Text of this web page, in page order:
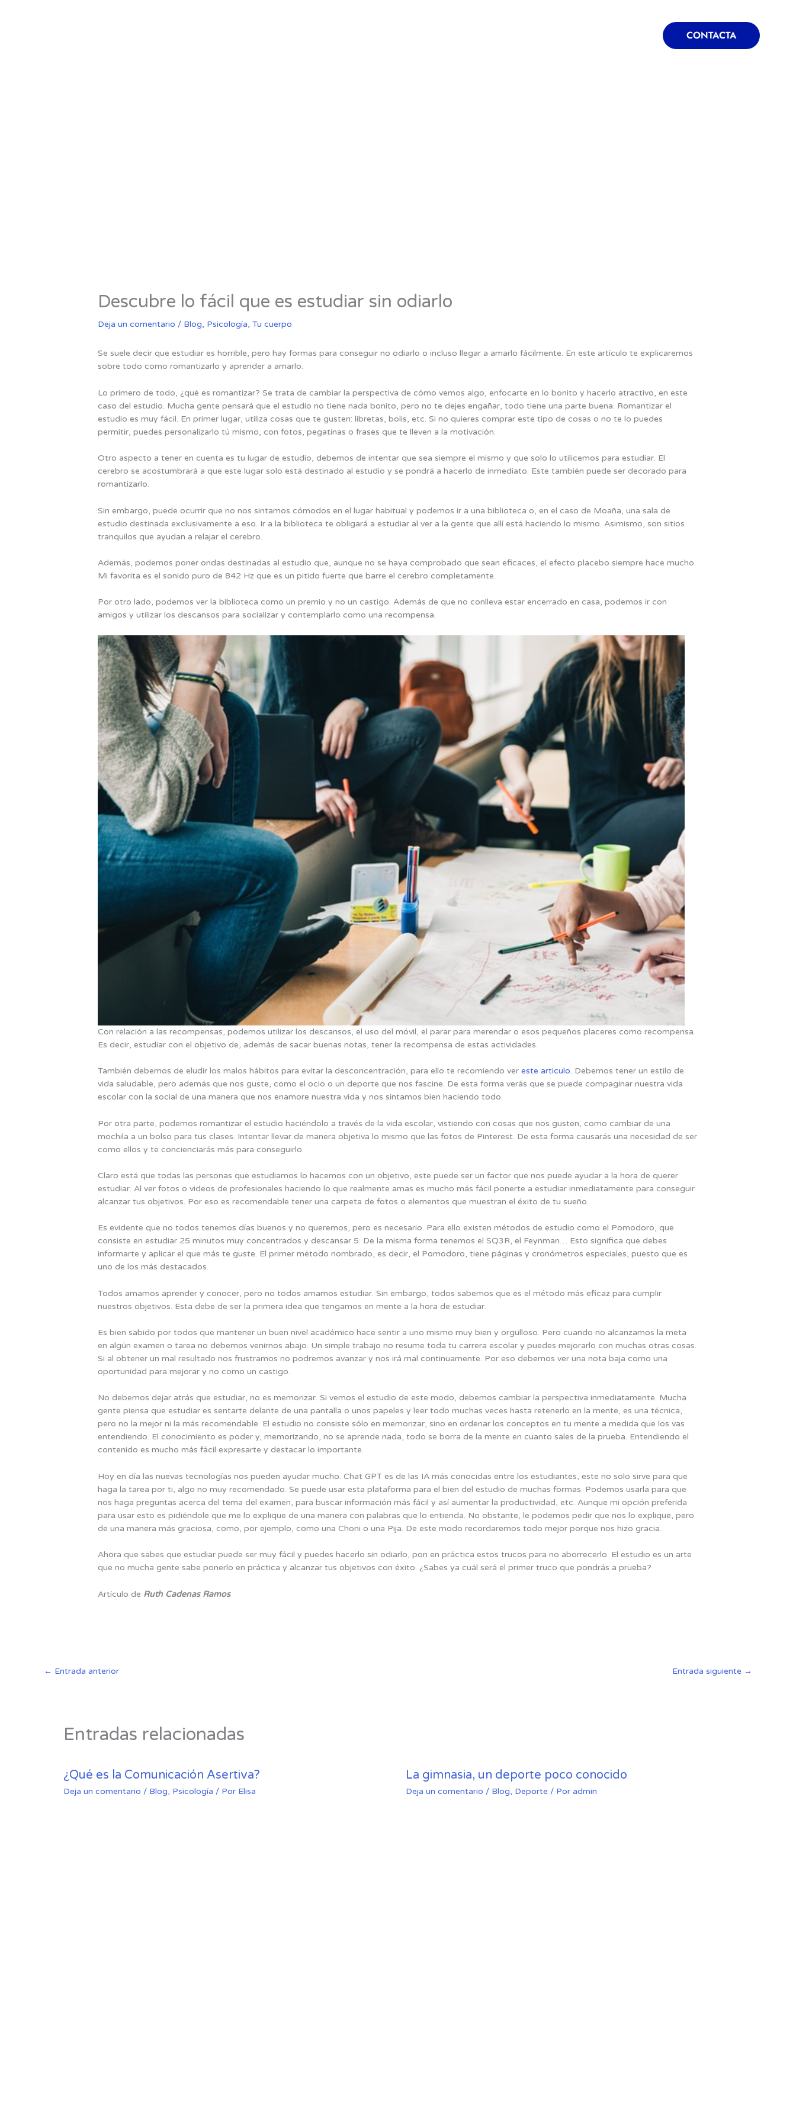
CONTACTA
Descubre lo fácil que es estudiar sin odiarlo
Deja un comentario / Blog, Psicología,Tu cuerpo
Se suele decir que estudiar es horrible, pero hay formas para conseguir no odiarlo o incluso llegar a amarlo fácilmente. En este artículo te explicaremos
sobre todo como romantizarlo y aprender a amarlo.
Lo primero de todo, ¿qué es romantizar? Se trata de cambiar la perspectiva de cómo vemos algo, enfocarte en lo bonito y hacerlo atractivo, en este
caso del estudio. Mucha gente pensará que el estudio no tiene nada bonito, pero no te dejes engañar, todo tiene una parte buena. Romantizar el
estudio es muy fácil. En primer lugar, utiliza cosas que te gusten: libretas, bolis, etc. Si no quieres comprar este tipo de cosas o no te lo puedes
permitir, puedes personalizarlo tú mismo, con fotos, pegatinas o frases que te lleven a la motivación.
Otro aspecto a tener en cuenta es tu lugar de estudio, debemos de intentar que sea siempre el mismo y que solo lo utilicemos para estudiar. El
cerebro se acostumbrará a que este lugar solo está destinado al estudio y se pondrá a hacerlo de inmediato. Este también puede ser decorado para
romantizarlo.
Sin embargo, puede ocurrir que no nos sintamos cómodos en el lugar habitual y podemos ir a una biblioteca o, en el caso de Moaña, una sala de
estudio destinada exclusivamente a eso. Ir a la biblioteca te obligará a estudiar al ver a la gente que allí está haciendo lo mismo. Asimismo, son sitios
tranquilos que ayudan a relajar el cerebro.
Además, podemos poner ondas destinadas al estudio que, aunque no se haya comprobado que sean eficaces, el efecto placebo siempre hace mucho.
Mi favorita es el sonido puro de 842 Hz que es un pitido fuerte que barre el cerebro completamente.
Por otro lado, podemos ver la biblioteca como un premio y no un castigo. Además de que no conlleva estar encerrado en casa, podemos ir con
amigos y utilizar los descansos para socializar y contemplarlo como una recompensa.
Con relación a las recompensas, podemos utilizar los descansos, el uso del móvil, el parar para merendar o esos pequeños placeres como recompensa.
Es decir, estudiar con el objetivo de, además de sacar buenas notas, tener la recompensa de estas actividades.
También debemos de eludir los malos hábitos para evitar la desconcentración, para ello te recomiendo ver este articulo. Debemos tener un estilo de
vida saludable, pero además que nos guste, como el ocio o un deporte que nos fascine. De esta forma verás que se puede compaginar nuestra vida
escolar con la social de una manera que nos enamore nuestra vida y nos sintamos bien haciendo todo.
Por otra parte, podemos romantizar el estudio haciéndolo a través de la vida escolar, vistiendo con cosas que nos gusten, como cambiar de una
mochila a un bolso para tus clases. Intentar llevar de manera objetiva lo mismo que las fotos de Pinterest. De esta forma causarás una necesidad de ser
como ellos y te concienciarás más para conseguirlo.
Claro está que todas las personas que estudiamos lo hacemos con un objetivo, este puede ser un factor que nos puede ayudar a la hora de querer
estudiar. Al ver fotos o videos de profesionales haciendo lo que realmente amas es mucho más fácil ponerte a estudiar inmediatamente para conseguir
alcanzar tus objetivos. Por eso es recomendable tener una carpeta de fotos o elementos que muestran el éxito de tu sueño.
Es evidente que no todos tenemos días buenos y no queremos, pero es necesario. Para ello existen métodos de estudio como el Pomodoro, que
consiste en estudiar 25 minutos muy concentrados y descansar 5. De la misma forma tenemos el SQ3R, el Feynman… Esto significa que debes
informarte y aplicar el que más te guste. El primer método nombrado, es decir, el Pomodoro, tiene páginas y cronómetros especiales, puesto que es
uno de los más destacados.
Todos amamos aprender y conocer, pero no todos amamos estudiar. Sin embargo, todos sabemos que es el método más eficaz para cumplir
nuestros objetivos. Esta debe de ser la primera idea que tengamos en mente a la hora de estudiar.
Es bien sabido por todos que mantener un buen nivel académico hace sentir a uno mismo muy bien y orgulloso. Pero cuando no alcanzamos la meta
en algún examen o tarea no debemos venirnos abajo. Un simple trabajo no resume toda tu carrera escolar y puedes mejorarlo con muchas otras cosas.
Si al obtener un mal resultado nos frustramos no podremos avanzar y nos irá mal continuamente. Por eso debemos ver una nota baja como una
oportunidad para mejorar y no como un castigo.
No debemos dejar atrás que estudiar, no es memorizar. Si vemos el estudio de este modo, debemos cambiar la perspectiva inmediatamente. Mucha
gente piensa que estudiar es sentarte delante de una pantalla o unos papeles y leer todo muchas veces hasta retenerlo en la mente, es una técnica,
pero no la mejor ni la más recomendable. El estudio no consiste sólo en memorizar, sino en ordenar los conceptos en tu mente a medida que los vas
entendiendo. El conocimiento es poder y, memorizando, no se aprende nada, todo se borra de la mente en cuanto sales de la prueba. Entendiendo el
contenido es mucho más fácil expresarte y destacar lo importante.
Hoy en día las nuevas tecnologías nos pueden ayudar mucho. Chat GPT es de las IA más conocidas entre los estudiantes, este no solo sirve para que
haga la tarea por ti, algo no muy recomendado. Se puede usar esta plataforma para el bien del estudio de muchas formas. Podemos usarla para que
nos haga preguntas acerca del tema del examen, para buscar información más fácil y así aumentar la productividad, etc. Aunque mi opción preferida
para usar esto es pidiéndole que me lo explique de una manera con palabras que lo entienda. No obstante, le podemos pedir que nos lo explique, pero
de una manera más graciosa, como, por ejemplo, como una Choni o una Pija. De este modo recordaremos todo mejor porque nos hizo gracia.
Ahora que sabes que estudiar puede ser muy fácil y puedes hacerlo sin odiarlo, pon en práctica estos trucos para no aborrecerlo. El estudio es un arte
que no mucha gente sabe ponerlo en práctica y alcanzar tus objetivos con éxito. ¿Sabes ya cuál será el primer truco que pondrás a prueba?
Artículo de Ruth Cadenas Ramos
← Entrada anterior Entrada siguiente →
Entradas relacionadas
¿Qué es la Comunicación Asertiva?
Deja un comentario / Blog, Psicología / Por Elisa
La gimnasia, un deporte poco conocido
Deja un comentario / Blog, Deporte / Por admin